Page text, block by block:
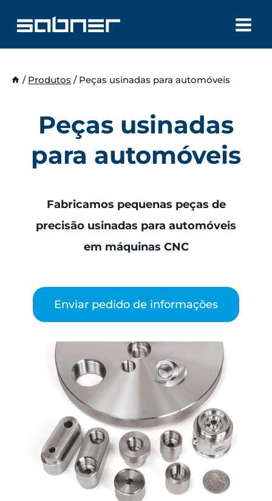
content
/ Produtos / Peças usinadas para automóveis
Peças usinadas
para automóveis
Fabricamos pequenas peças de
precisão usinadas para automóveis
em máquinas CNC
Enviar pedido de informações